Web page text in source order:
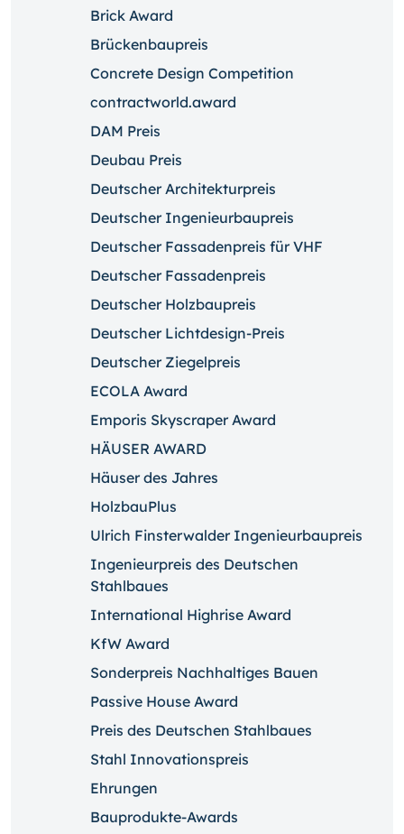
Brick Award
Brückenbaupreis
Concrete Design Competition
contractworld.award
DAM Preis
Deubau Preis
Deutscher Architekturpreis
Deutscher Ingenieurbaupreis
Deutscher Fassadenpreis für VHF
Deutscher Fassadenpreis
Deutscher Holzbaupreis
Deutscher Lichtdesign-Preis
Deutscher Ziegelpreis
ECOLA Award
Emporis Skyscraper Award
HÄUSER AWARD
Häuser des Jahres
HolzbauPlus
Ulrich Finsterwalder Ingenieurbaupreis
Ingenieurpreis des Deutschen
Stahlbaues
International Highrise Award
KfW Award
Sonderpreis Nachhaltiges Bauen
Passive House Award
Preis des Deutschen Stahlbaues
Stahl Innovationspreis
Ehrungen
Bauprodukte-Awards